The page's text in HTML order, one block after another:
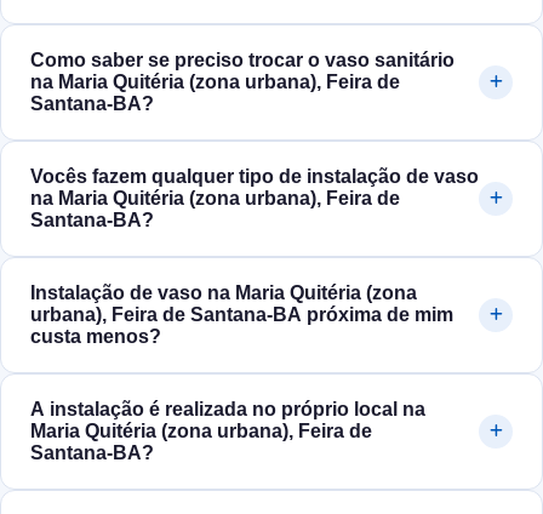
Como saber se preciso trocar o vaso sanitário
na Maria Quitéria (zona urbana), Feira de
Santana‑BA?
Vocês fazem qualquer tipo de instalação de vaso
na Maria Quitéria (zona urbana), Feira de
Santana‑BA?
Instalação de vaso na Maria Quitéria (zona
urbana), Feira de Santana‑BA próxima de mim
custa menos?
A instalação é realizada no próprio local na
Maria Quitéria (zona urbana), Feira de
Santana‑BA?